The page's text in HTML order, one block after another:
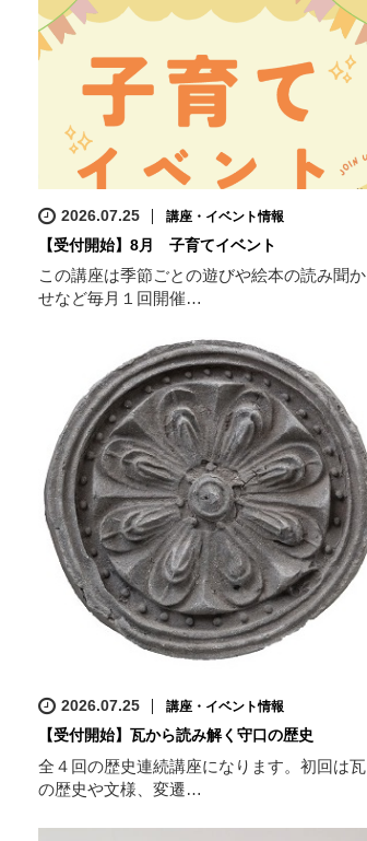
2026.07.25 講座・イベント情報
【受付開始】8月 子育てイベント
この講座は季節ごとの遊びや絵本の読み聞か
せなど毎月１回開催…
2026.07.25 講座・イベント情報
【受付開始】瓦から読み解く守口の歴史
全４回の歴史連続講座になります。初回は瓦
の歴史や文様、変遷…